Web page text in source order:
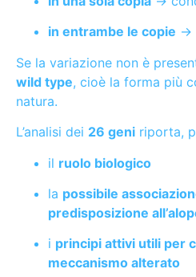
in entrambe le copie →
Se la variazione non è
wild type, cioè la forma più
natura.
L’analisi dei 26 geni riporta,
il ruolo biologico
la possibile
predisposizione
i principi attivi utili per
meccanismo alterato